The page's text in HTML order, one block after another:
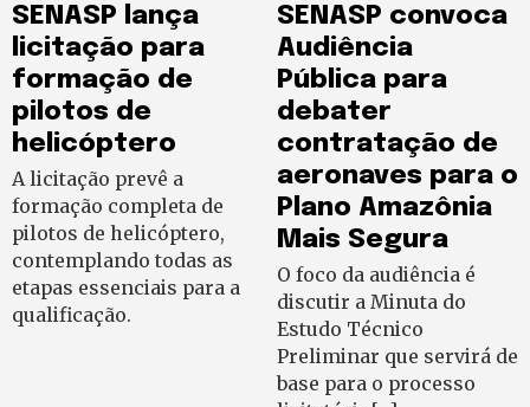
SENASP lança
licitação para
formação de
pilotos de
helicóptero
A licitação prevê a
formação completa de
pilotos de helicóptero,
contemplando todas as
etapas essenciais para a
qualificação.
SENASP convoca
Audiência
Pública para
debater
contratação de
aeronaves para o
Plano Amazônia
Mais Segura
O foco da audiência é
discutir a Minuta do
Estudo Técnico
Preliminar que servirá de
base para o processo